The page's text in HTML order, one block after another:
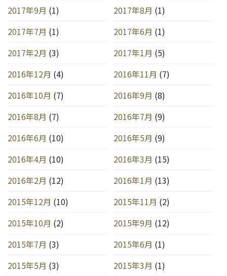
2017年9月 (1) 2017年8月 (1)
2017年7月 (1) 2017年6月 (1)
2017年2月 (3) 2017年1月 (5)
2016年12月 (4) 2016年11月 (7)
2016年10月 (7) 2016年9月 (8)
2016年8月 (7) 2016年7月 (9)
2016年6月 (10) 2016年5月 (9)
2016年4月 (10) 2016年3月 (15)
2016年2月 (12) 2016年1月 (13)
2015年12月 (10) 2015年11月 (2)
2015年10月 (2) 2015年9月 (12)
2015年7月 (3) 2015年6月 (1)
2015年5月 (3) 2015年3月 (1)